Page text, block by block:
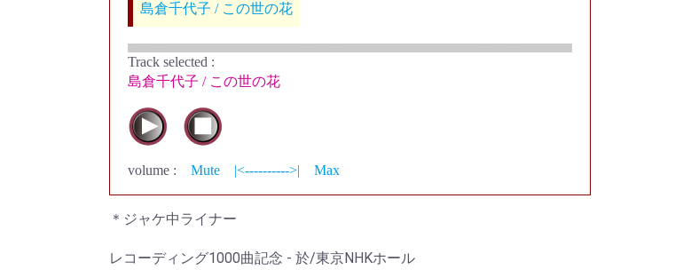
島倉千代子 / この世の花
Track selected :
島倉千代子 / この世の花
volume : Mute |<---------->| Max
＊ジャケ中ライナー
レコーディング1000曲記念 - 於/東京NHKホール